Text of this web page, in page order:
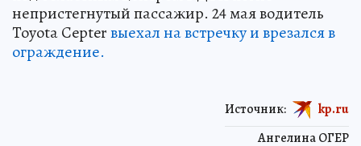
непристегнутый пассажир. 24 мая водитель
Toyota Cepterвыехал на встречку и врезался в
ограждение.
Ангелина ОГЕР
Источник: kp.ru